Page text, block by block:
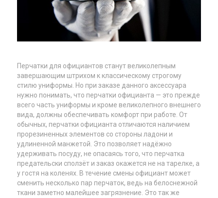
Перчатки для официантов станут великолепным
завершающим штрихом к классическому строгому
стилю униформы. Но при заказе данного аксессуара
нужно понимать, что перчатки официанта — это прежде
всего часть униформы и кроме великолепного внешнего
вида, должны обеспечивать комфорт при работе. От
обычных, перчатки официанта отличаются наличием
прорезиненных элементов со стороны ладони и
удлиненной манжетой. Это позволяет надёжно
удерживать посуду, не опасаясь того, что перчатка
предательски сползёт и заказ окажется не на тарелке, а
у гостя на коленях. В течение смены официант может
сменить несколько пар перчаток, ведь на белоснежной
ткани заметно малейшее загрязнение. Это так же